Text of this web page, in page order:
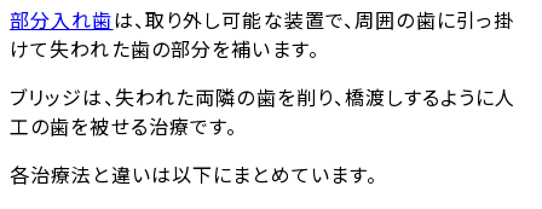
部分入れ歯は、取り外し可能な装置で、周囲の歯に引っ掛
けて失われた歯の部分を補います。
ブリッジは、失われた両隣の歯を削り、橋渡しするように人
工の歯を被せる治療です。
各治療法と違いは以下にまとめています。